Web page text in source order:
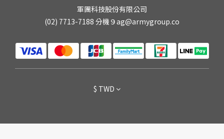
軍團科技股份有限公司
(02) 7713-7188 分機９ag@armygroup.co
$ TWD